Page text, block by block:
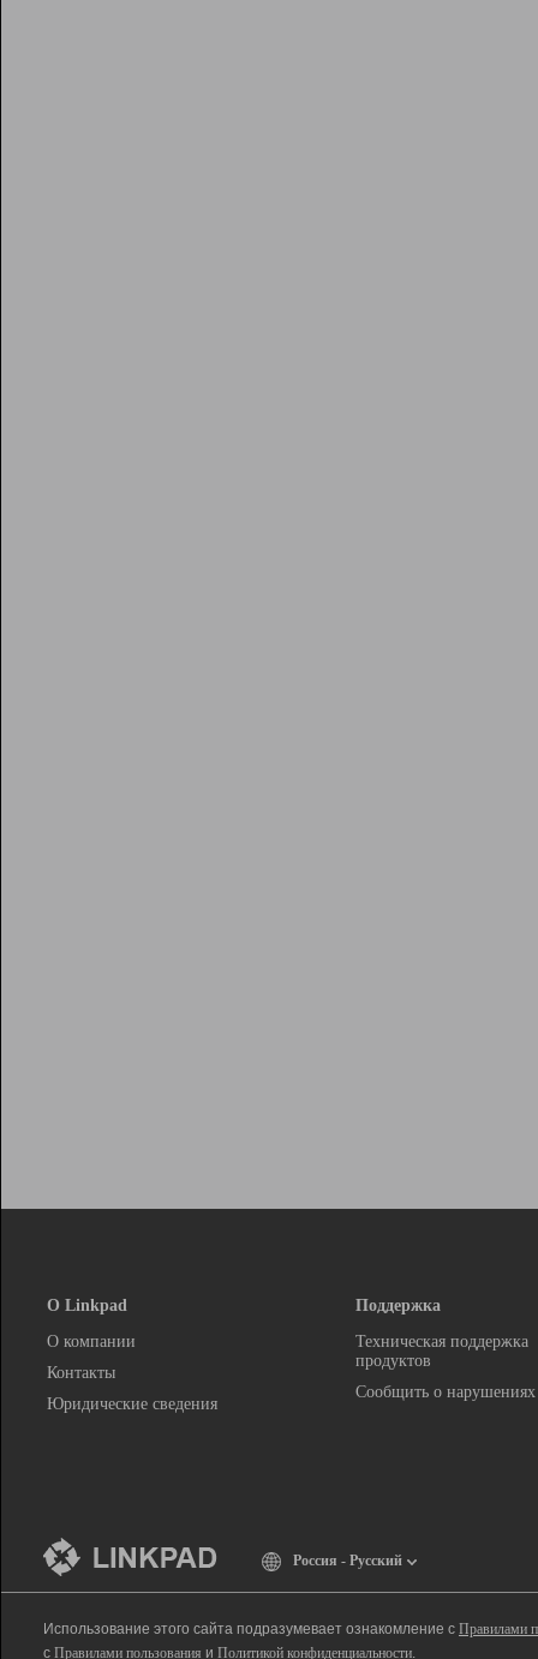
О Linkpad
О компании
Контакты
Юридические сведения
Поддержка
Техническая поддержка
продуктов
Сообщить о нарушениях
Россия - Русский
Использование этого сайта подразумевает ознакомление с Правилами
с Правилами пользования и Политикой конфиденциальности.